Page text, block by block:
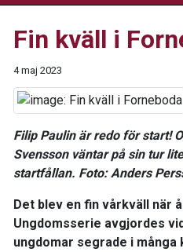
Fin kväll i
4 maj 2023
Filip Paulin är redo för start!
Svensson väntar på sin tur
startfållan. Foto: Anders
Det blev en fin vårkväll när
Ungdomsserie avgjordes
ungdomar segrade i många